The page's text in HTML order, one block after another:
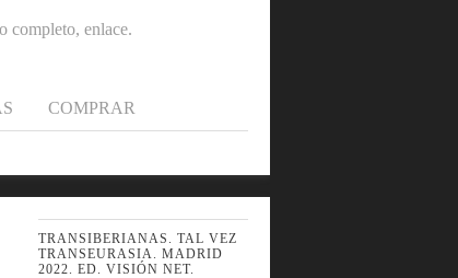
completo, enlace.
COMPRAR
TRANSIBERIANAS. TAL VEZ
TRANSEURASIA. MADRID
2022. ED. VISIÓN NET.